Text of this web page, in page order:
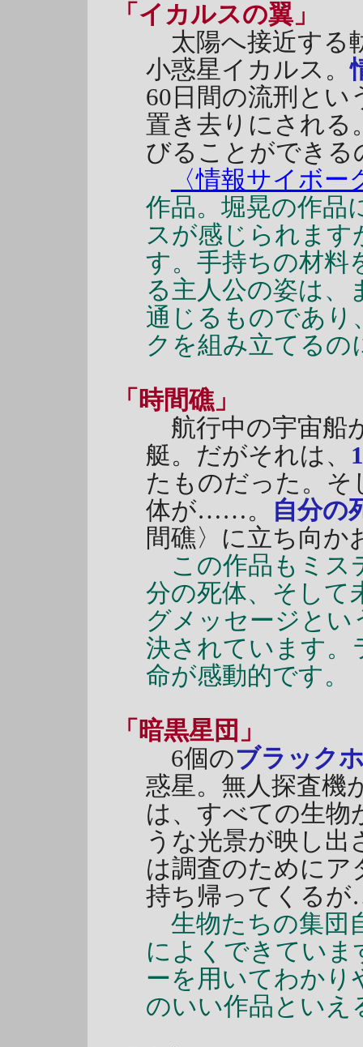
「イカルスの翼」
太陽へ接近する
小惑星イカルス。
60日間の流刑とい
置き去りにされる
びることができ
〈情報サイボ
作品。堀晃の作品
スが感じられます
す。手持ちの材料
る主人公の姿は、
通じるものであり
クを組み立てるの
「時間礁」
航行中の宇宙船
艇。だがそれは、
たものだった。そ
体が……。
自分の
間礁〉に立ち向
この作品もミス
分の死体、そして
グメッセージとい
決されています。
命が感動的です。
「暗黒星団」
6個のブラック
惑星。無人探査機
は、すべての生物
うな光景が映し出
は調査のためにア
持ち帰ってくる
生物たちの集団
によくできてい
ーを用いてわかり
のいい作品といえ